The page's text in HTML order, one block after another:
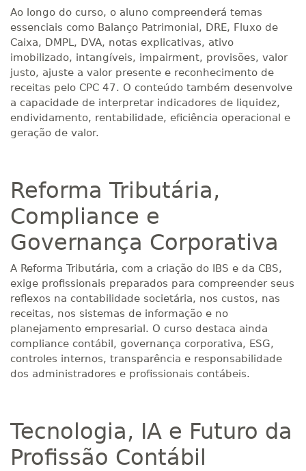
Ao longo do curso, o aluno compreenderá temas
essenciais como Balanço Patrimonial, DRE, Fluxo de
Caixa, DMPL, DVA, notas explicativas, ativo
imobilizado, intangíveis, impairment, provisões, valor
justo, ajuste a valor presente e reconhecimento de
receitas pelo CPC 47. O conteúdo também desenvolve
a capacidade de interpretar indicadores de liquidez,
endividamento, rentabilidade, eficiência operacional e
geração de valor.
Reforma Tributária,
Compliance e
Governança Corporativa
A Reforma Tributária, com a criação do IBS e da CBS,
exige profissionais preparados para compreender seus
reflexos na contabilidade societária, nos custos, nas
receitas, nos sistemas de informação e no
planejamento empresarial. O curso destaca ainda
compliance contábil, governança corporativa, ESG,
controles internos, transparência e responsabilidade
dos administradores e profissionais contábeis.
Tecnologia, IA e Futuro da
Profissão Contábil